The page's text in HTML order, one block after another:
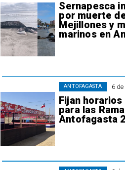
Sernapesca
por muerte
Mejillones y
marinos en
6
Fijan
para las
Antofagasta
ANTOFAGASTA